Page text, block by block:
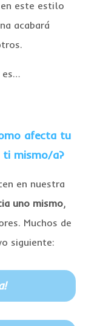
este estilo
acabará
es…
afecta tu
ti mismo/a?
en nuestra
uno mismo,
Muchos de
siguiente: